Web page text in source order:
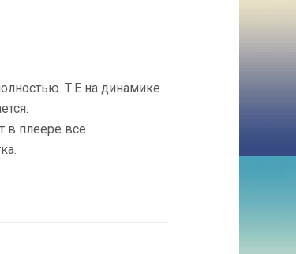
Т.Е на динамике
в плеере все